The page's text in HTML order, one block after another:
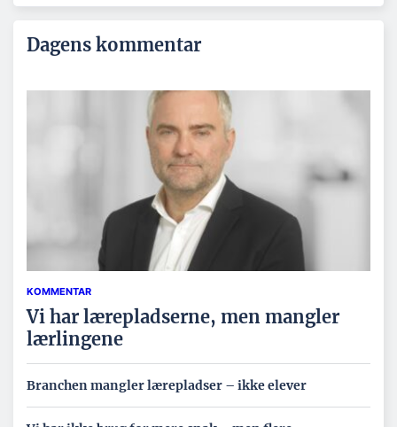
Dagens kommentar
KOMMENTAR
Vi har lærepladserne, men mangler
lærlingene
Branchen mangler lærepladser – ikke elever